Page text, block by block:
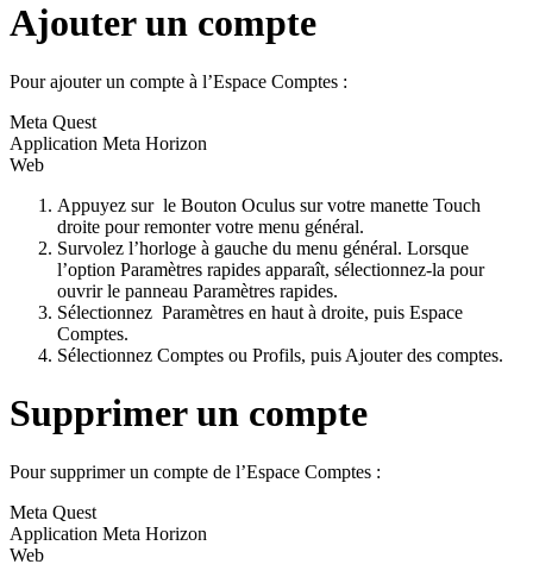
Ajouter un compte
Pour ajouter un compte à l’Espace Comptes :
Meta Quest
Application Meta Horizon
Web
Appuyez sur le Bouton Oculus sur votre manette Touch
droite pour remonter votre menu général.
Survolez l’horloge à gauche du menu général. Lorsque
l’option Paramètres rapides apparaît, sélectionnez-la pour
ouvrir le panneau Paramètres rapides.
Sélectionnez Paramètres en haut à droite, puis Espace
Comptes.
Sélectionnez Comptes ou Profils, puis Ajouter des comptes.
Supprimer un compte
Pour supprimer un compte de l’Espace Comptes :
Meta Quest
Application Meta Horizon
Web